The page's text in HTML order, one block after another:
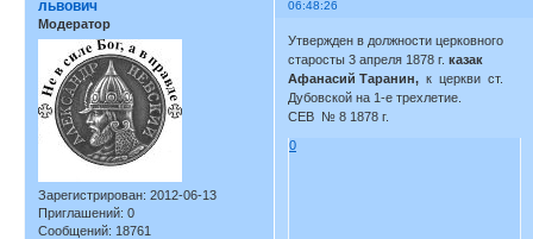
06:48:26
львович
Модератор
Зарегистрирован: 2012-06-13
Приглашений: 0
Сообщений: 18761
Утвержден в должности церковного
старосты 3 апреля 1878 г.казак
Афанасий Таранин, к церкви ст.
Дубовской на 1-е трехлетие.
СЕВ № 8 1878 г.
0